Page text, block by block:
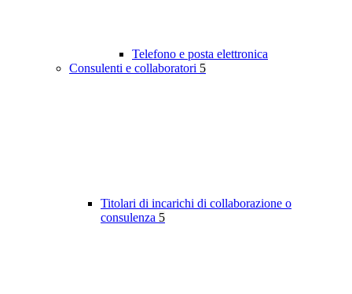
Telefono e posta elettronica
Consulenti e collaboratori 5
Titolari di incarichi di collaborazione o
consulenza 5